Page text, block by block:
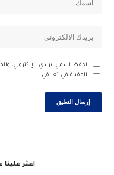
احفظ اسمي، بريدي الإلكتروني،
المقبلة في تعليقي.
اعثر علينا